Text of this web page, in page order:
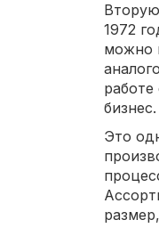
1972
можно
бизнес.
Это